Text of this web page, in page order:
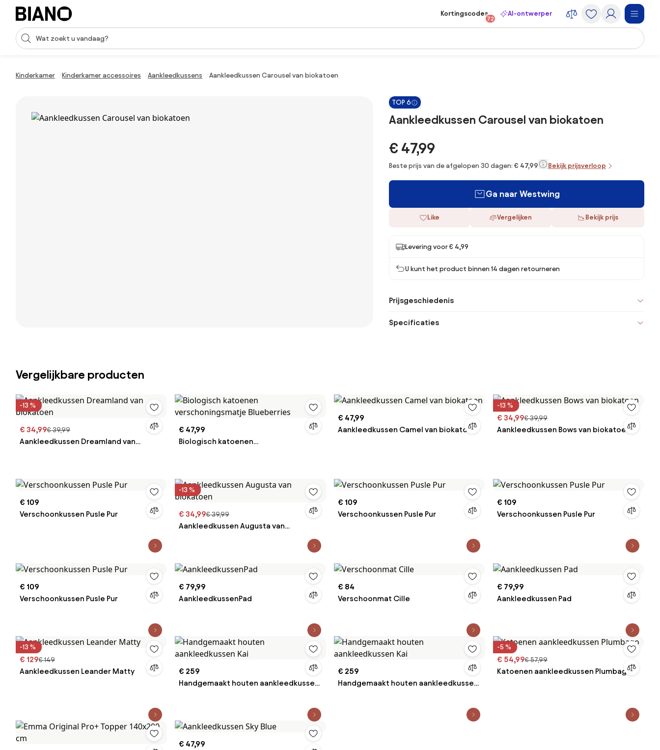
Navigatie overslaan, naar inhoud springen
Zoekopdracht invoeren
Kortingscodes
72
AI-ontwerper
Kinderkamer Kinderkamer accessoires Aankleedkussens Aankleedkussen Carousel van biokatoen
TOP 6
Aankleedkussen Carousel van biokatoen
€ 47,99
Beste prijs van de afgelopen 30 dagen: € 47,99 Bekijk prijsverloop
Ga naar Westwing
Like Vergelijken Bekijk prijs
Levering voor € 4,99
U kunt het product binnen 14 dagen retourneren
Prijsgeschiedenis
Specificaties
Vergelijkbare producten
-13 %
€ 34,99€ 39,99
Aankleedkussen Dreamland van
€ 47,99
Biologisch katoenen
€ 47,99
Aankleedkussen Camel van biokatoen
-13 %
€ 34,99€ 39,99
Aankleedkussen Bows van biokatoen
€ 109
Verschoonkussen Pusle Pur
-13 %
€ 34,99€ 39,99
Aankleedkussen Augusta van
€ 109
Verschoonkussen Pusle Pur
€ 109
Verschoonkussen Pusle Pur
€ 109
Verschoonkussen Pusle Pur
€ 79,99
AankleedkussenPad
€ 84
Verschoonmat Cille
€ 79,99
Aankleedkussen Pad
-13 %
€ 129€ 149
Aankleedkussen Leander Matty
€ 259
Handgemaakt houten aankleedkussen
€ 259
Handgemaakt houten aankleedkussen
-5 %
€ 54,99€ 57,99
Katoenen aankleedkussen Plumbago
€ 47,99